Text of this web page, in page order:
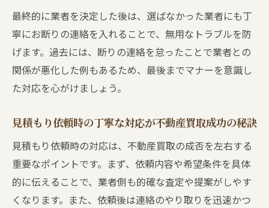
最終的に業者を決定した後は、選ばなかった業者にも丁
寧にお断りの連絡を入れることで、無用なトラブルを防
げます。過去には、断りの連絡を怠ったことで業者との
関係が悪化した例もあるため、最後までマナーを意識し
た対応を心がけましょう。
見積もり依頼時の丁寧な対応が不動産買取成功の秘訣
見積もり依頼時の対応は、不動産買取の成否を左右する
重要なポイントです。まず、依頼内容や希望条件を具体
的に伝えることで、業者側も的確な査定や提案がしやす
くなります。また、依頼後は連絡のやり取りを迅速かつ